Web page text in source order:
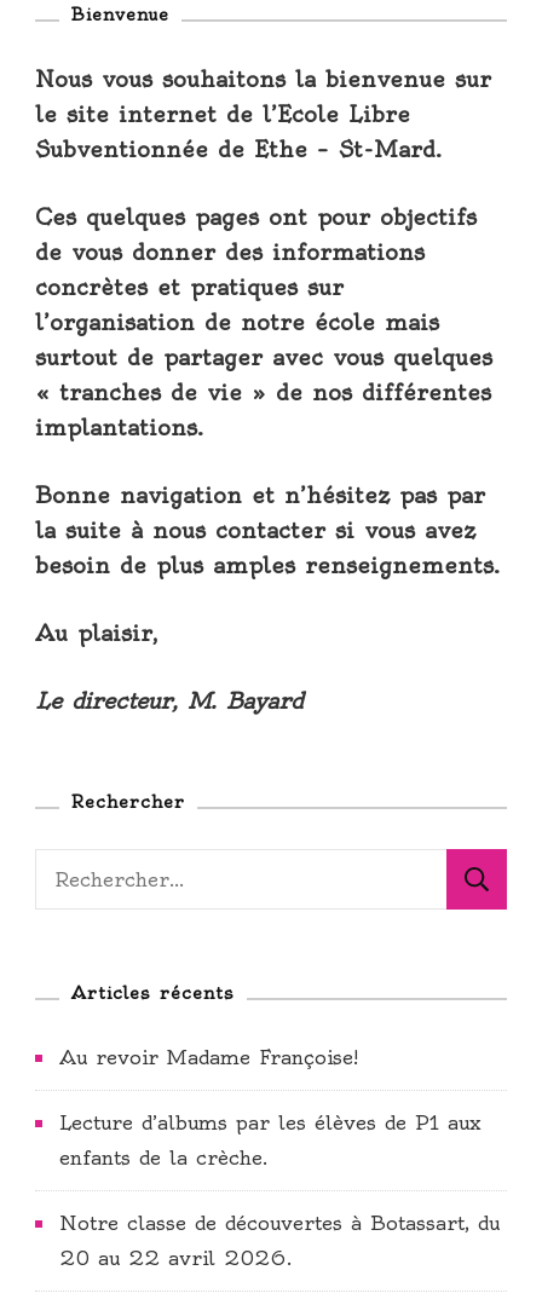
Bienvenue
Nous vous souhaitons la bienvenue sur
le site internet de l’Ecole Libre
Subventionnée de Ethe – St-Mard.
Ces quelques pages ont pour objectifs
de vous donner des informations
concrètes et pratiques sur
l’organisation de notre école mais
surtout de partager avec vous quelques
« tranches de vie » de nos différentes
implantations.
Bonne navigation et n’hésitez pas par
la suite à nous contacter si vous avez
besoin de plus amples renseignements.
Au plaisir,
Le directeur, M. Bayard
Rechercher
Rechercher :
Articles récents
Au revoir Madame Françoise!
Lecture d’albums par les élèves de P1 aux
enfants de la crèche.
Notre classe de découvertes à Botassart, du
20 au 22 avril 2026.